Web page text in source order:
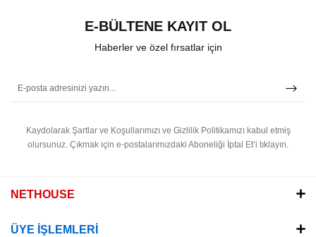
E-BÜLTENE KAYIT OL
Haberler ve özel fırsatlar için
Kaydolarak Şartlar ve Koşullarımızı ve Gizlilik Politikamızı kabul etmiş
olursunuz. Çıkmak için e-postalarımızdaki Aboneliği İptal Et’i tıklayın.
NETHOUSE
ÜYE İŞLEMLERİ